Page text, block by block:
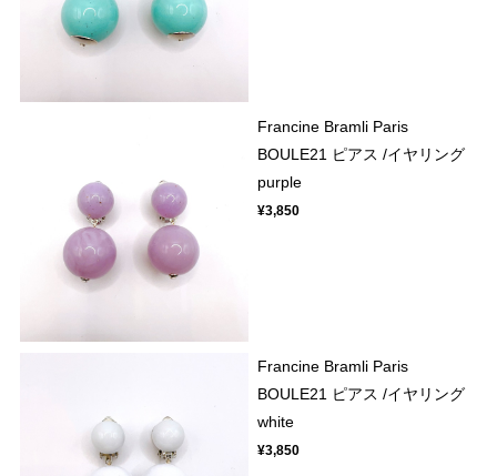
Francine Bramli Paris
BOULE21 ピアス /イヤリング
purple
¥3,850
Francine Bramli Paris
BOULE21 ピアス /イヤリング
white
¥3,850